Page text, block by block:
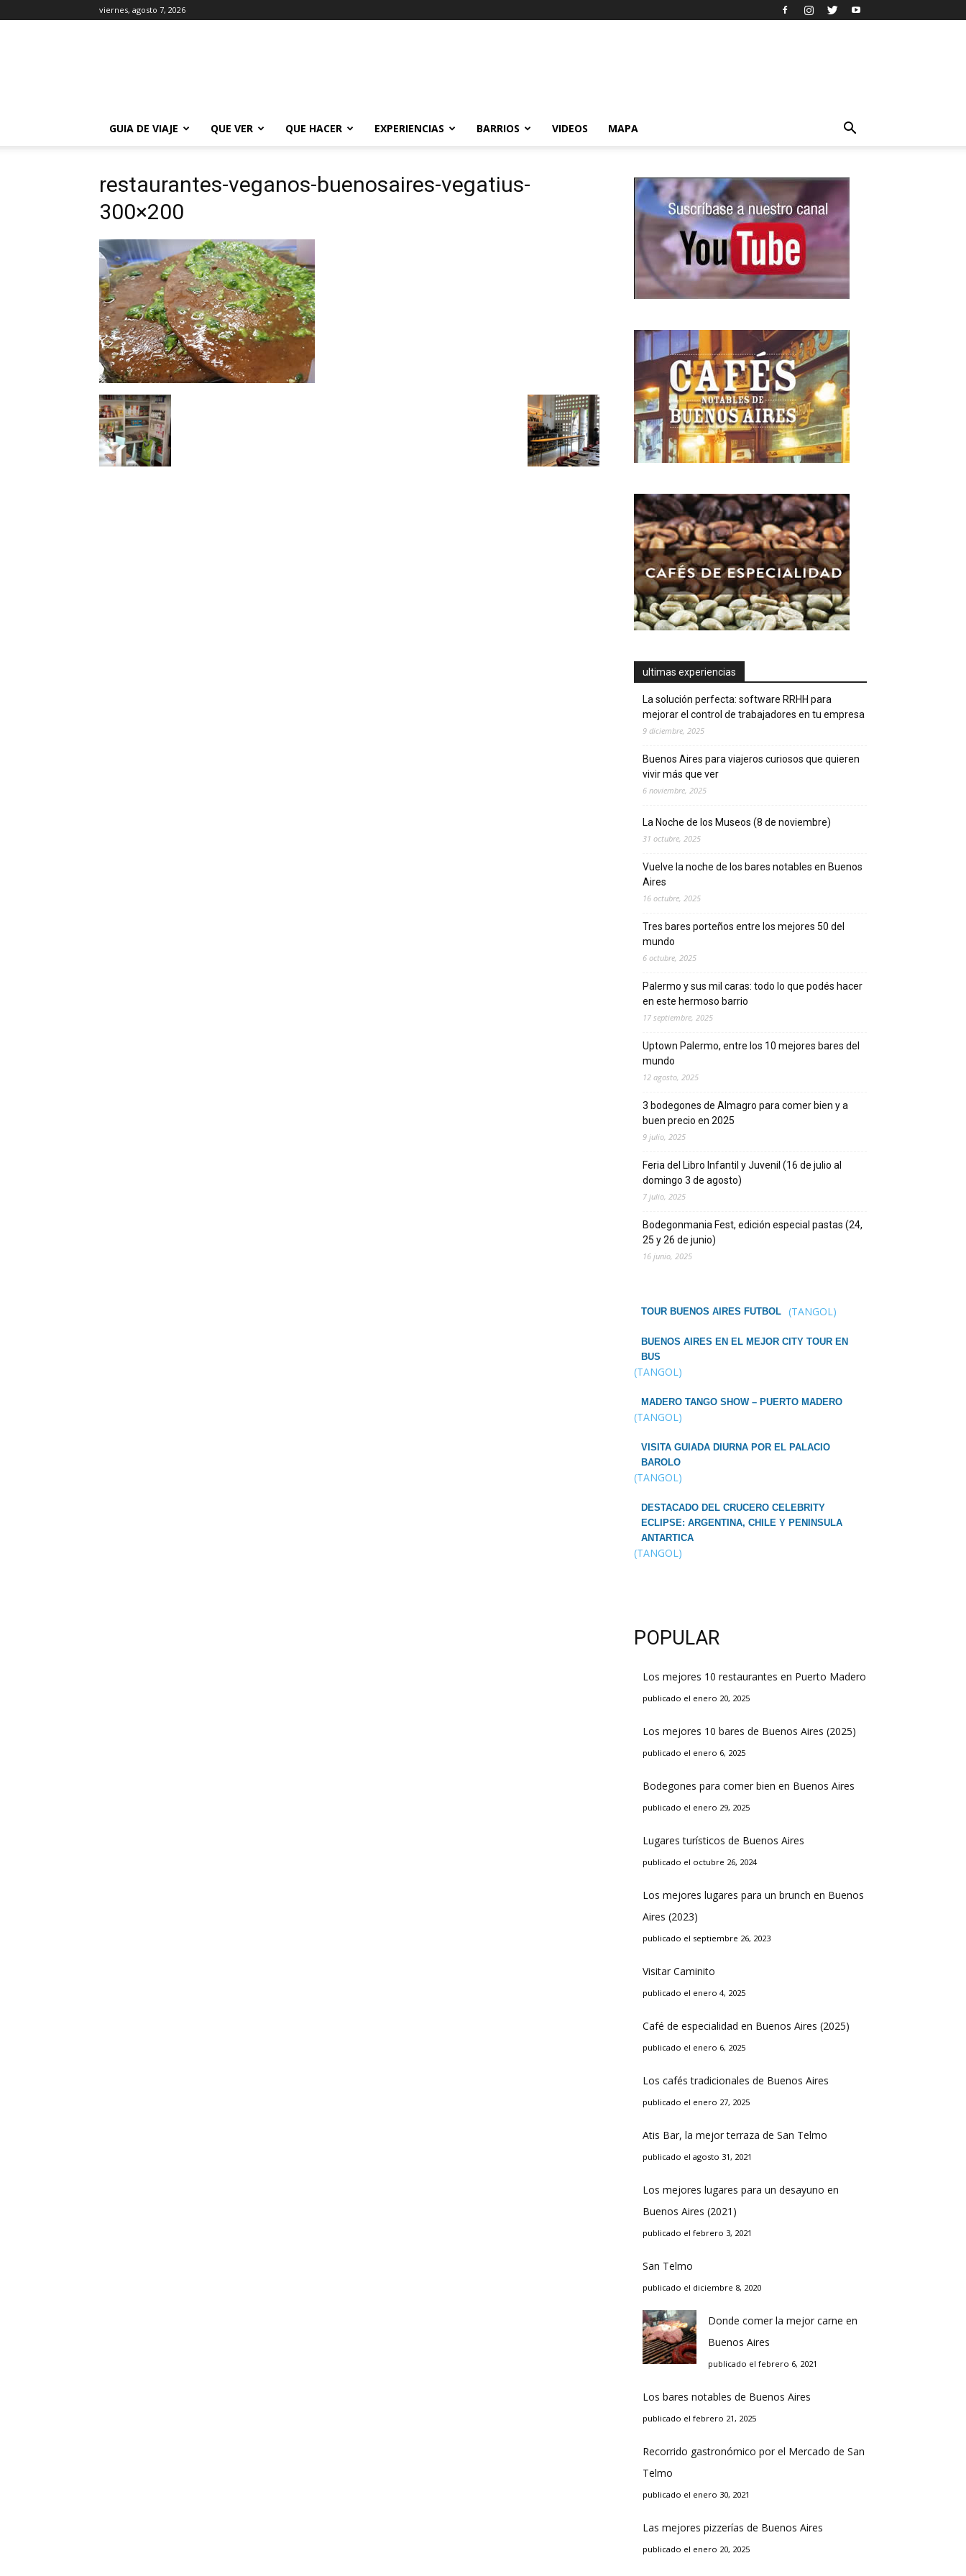
viernes, agosto 7, 2026
GUIA DE VIAJE
QUE VER QUE HACER EXPERIENCIAS BARRIOS VIDEOS MAPA
restaurantes-veganos-buenosaires-vegatius-
300×200
ultimas experiencias
La solución perfecta: software RRHH para
mejorar el control de trabajadores en tu empresa
9 diciembre, 2025
Buenos Aires para viajeros curiosos que quieren
vivir más que ver
6 noviembre, 2025
La Noche de los Museos (8 de noviembre)
31 octubre, 2025
Vuelve la noche de los bares notables en Buenos
Aires
16 octubre, 2025
Tres bares porteños entre los mejores 50 del
mundo
6 octubre, 2025
Palermo y sus mil caras: todo lo que podés hacer
en este hermoso barrio
17 septiembre, 2025
Uptown Palermo, entre los 10 mejores bares del
mundo
12 agosto, 2025
3 bodegones de Almagro para comer bien y a
buen precio en 2025
9 julio, 2025
Feria del Libro Infantil y Juvenil (16 de julio al
domingo 3 de agosto)
7 julio, 2025
Bodegonmania Fest, edición especial pastas (24,
25 y 26 de junio)
16 junio, 2025
TOUR BUENOS AIRES FUTBOL (TANGOL)
BUENOS AIRES EN EL MEJOR CITY TOUR EN
BUS
(TANGOL)
MADERO TANGO SHOW – PUERTO MADERO
(TANGOL)
VISITA GUIADA DIURNA POR EL PALACIO
BAROLO
(TANGOL)
DESTACADO DEL CRUCERO CELEBRITY
ECLIPSE: ARGENTINA, CHILE Y PENINSULA
ANTARTICA
(TANGOL)
POPULAR
Los mejores 10 restaurantes en Puerto Madero
publicado el enero 20, 2025
Los mejores 10 bares de Buenos Aires (2025)
publicado el enero 6, 2025
Bodegones para comer bien en Buenos Aires
publicado el enero 29, 2025
Lugares turísticos de Buenos Aires
publicado el octubre 26, 2024
Los mejores lugares para un brunch en Buenos
Aires (2023)
publicado el septiembre 26, 2023
Visitar Caminito
publicado el enero 4, 2025
Café de especialidad en Buenos Aires (2025)
publicado el enero 6, 2025
Los cafés tradicionales de Buenos Aires
publicado el enero 27, 2025
Atis Bar, la mejor terraza de San Telmo
publicado el agosto 31, 2021
Los mejores lugares para un desayuno en
Buenos Aires (2021)
publicado el febrero 3, 2021
San Telmo
publicado el diciembre 8, 2020
Donde comer la mejor carne en
Buenos Aires
publicado el febrero 6, 2021
Los bares notables de Buenos Aires
publicado el febrero 21, 2025
Recorrido gastronómico por el Mercado de San
Telmo
publicado el enero 30, 2021
Las mejores pizzerías de Buenos Aires
publicado el enero 20, 2025